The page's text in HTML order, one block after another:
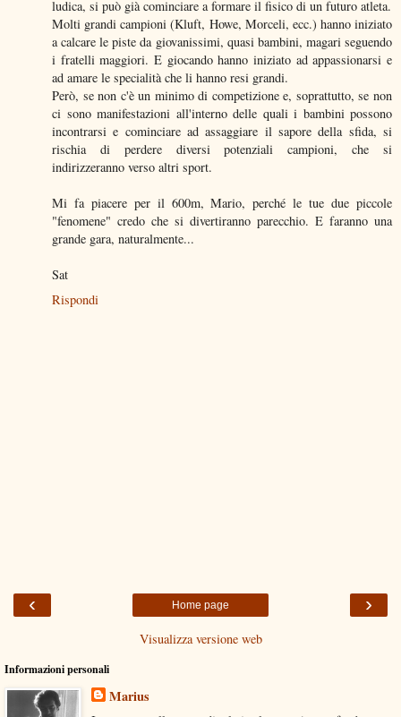
ludica, si può già cominciare a formare il fisico di un futuro atleta.
Molti grandi campioni (Kluft, Howe, Morceli, ecc.) hanno iniziato
a calcare le piste da giovanissimi, quasi bambini, magari seguendo
i fratelli maggiori. E giocando hanno iniziato ad appassionarsi e
ad amare le specialità che li hanno resi grandi.
Però, se non c'è un minimo di competizione e, soprattutto, se non
ci sono manifestazioni all'interno delle quali i bambini possono
incontrarsi e cominciare ad assaggiare il sapore della sfida, si
rischia di perdere diversi potenziali campioni, che si
indirizzeranno verso altri sport.
Mi fa piacere per il 600m, Mario, perché le tue due piccole
"fenomene" credo che si divertiranno parecchio. E faranno una
grande gara, naturalmente...
Sat
Rispondi
‹ ›
Home page
Visualizza versione web
Informazioni personali
Marius